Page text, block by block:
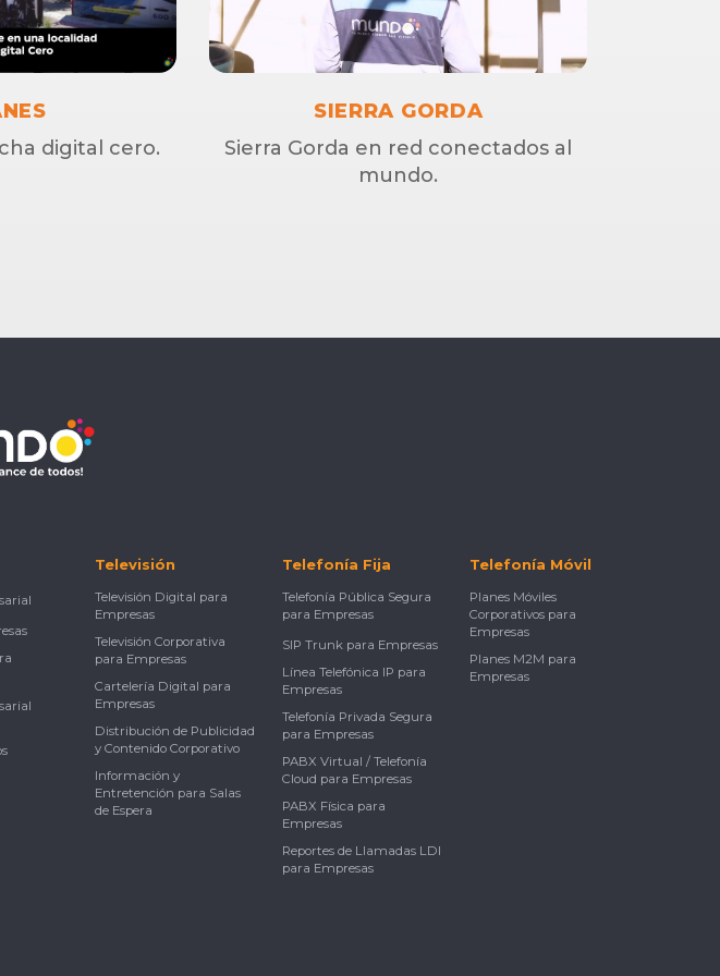
digital cero.
SIERRA GORDA
Sierra Gorda en red conectados al
mundo.
Televisión
Televisión Digital para
Empresas
Televisión Corporativa
para Empresas
Cartelería Digital para
Empresas
Distribución de Publicidad
y Contenido Corporativo
Información y
Entretención para Salas
de Espera
Telefonía Fija
Telefonía Pública Segura
para Empresas
SIP Trunk para Empresas
Línea Telefónica IP para
Empresas
Telefonía Privada Segura
para Empresas
PABX Virtual / Telefonía
Cloud para Empresas
PABX Física para
Empresas
Reportes de Llamadas LDI
para Empresas
Telefonía Móvil
Planes Móviles
Corporativos para
Empresas
Planes M2M para
Empresas